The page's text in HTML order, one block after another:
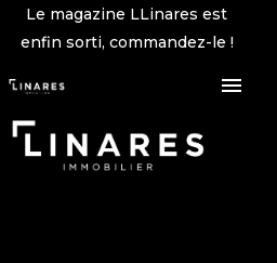
Le magazine LLinares est
enfin sorti, commandez-le !